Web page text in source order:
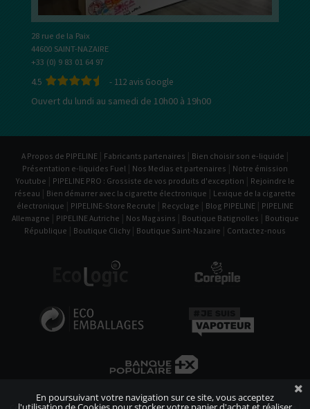
28 rue de la Paix
44600 SAINT-NAZAIRE
+33 (0) 9 83 01 64 97
4.5 - 112 avis Google
Ouvert du lundi au samedi de 10h00 à 19h00
A Propos de PIPELINE | Fabricants partenaires | Bien choisir son e-liquide |
Présentation e-liquides Fuel | Nos Medias et partenaires | Notre émission
Youtube | PIPELINE PRO : Grossiste de vos produits d'exception | Rejoindre le
réseau | Bien démarrer avec la cigarette électronique | Lexique de la cigarette
électronique | PIPELINE-Store Recrute | Recyclage | Blog PIPELINE | PIPELINE
Allemagne | PIPELINE Autriche | Nos Magasins | Boutique Batignolles | Boutique
République | Boutique Clichy | Boutique Saint-Nazaire | Contactez-nous
En poursuivant votre navigation sur ce site, vous acceptez